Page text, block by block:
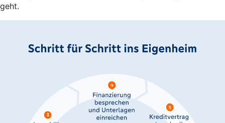
geht.